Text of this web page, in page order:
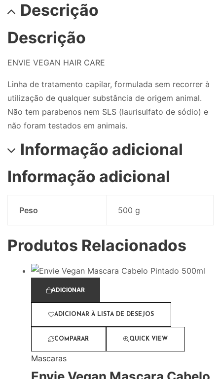
Descrição
Descrição
ENVIE VEGAN HAIR CARE
Linha de tratamento capilar, formulada sem recorrer à
utilização de qualquer substância de origem animal.
Não tem parabenos nem SLS (laurisulfato de sódio) e
não foram testados em animais.
Informação adicional
Informação adicional
Peso 500 g
Produtos Relacionados
ADICIONAR
ADICIONAR À LISTA DE DESEJOS
COMPARAR QUICK VIEW
Mascaras